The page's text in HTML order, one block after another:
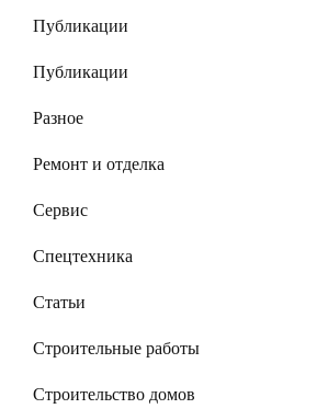
Публикации
Публикации
Разное
Ремонт и отделка
Сервис
Спецтехника
Статьи
Строительные работы
Строительство домов